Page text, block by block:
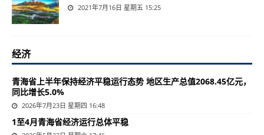
2021年7月16日 星期五 15:25
经济
青海省上半年保持经济平稳运行态势 地区生产总值2068.45亿元，
同比增长5.0%
2026年7月23日 星期四 16:48
1至4月青海省经济运行总体平稳